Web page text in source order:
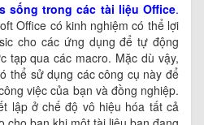
sống trong các tài liệu Office.
Office có kinh nghiệm có thể lợi
cho các ứng dụng để tự động
tạp qua các macro. Mặc dù vậy,
thể sử dụng các công cụ này để
việc của bạn và đồng nghiệp.
lập ở chế độ vô hiệu hóa tất cả